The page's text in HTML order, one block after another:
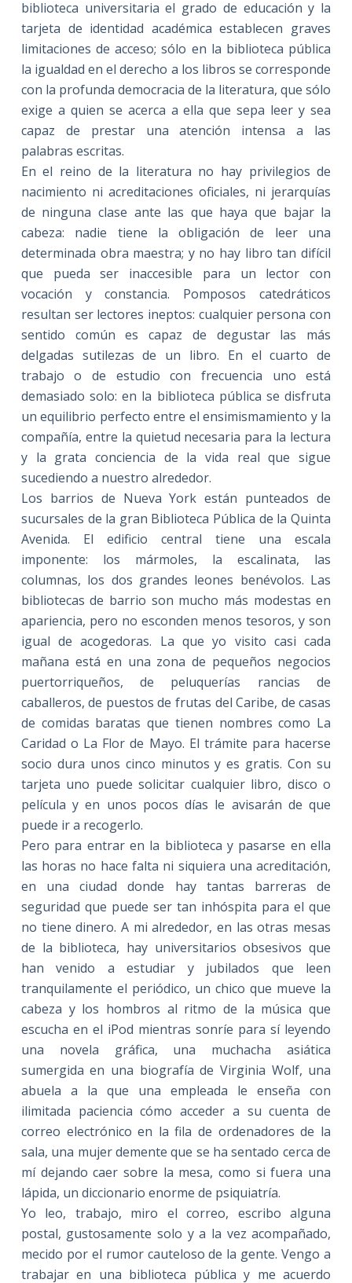
biblioteca universitaria el grado de educación y la
tarjeta de identidad académica establecen graves
limitaciones de acceso; sólo en la biblioteca pública
la igualdad en el derecho a los libros se corresponde
con la profunda democracia de la literatura, que sólo
exige a quien se acerca a ella que sepa leer y sea
capaz de prestar una atención intensa a las
palabras escritas.
En el reino de la literatura no hay privilegios de
nacimiento ni acreditaciones oficiales, ni jerarquías
de ninguna clase ante las que haya que bajar la
cabeza: nadie tiene la obligación de leer una
determinada obra maestra; y no hay libro tan difícil
que pueda ser inaccesible para un lector con
vocación y constancia. Pomposos catedráticos
resultan ser lectores ineptos: cualquier persona con
sentido común es capaz de degustar las más
delgadas sutilezas de un libro. En el cuarto de
trabajo o de estudio con frecuencia uno está
demasiado solo: en la biblioteca pública se disfruta
un equilibrio perfecto entre el ensimismamiento y la
compañía, entre la quietud necesaria para la lectura
y la grata conciencia de la vida real que sigue
sucediendo a nuestro alrededor.
Los barrios de Nueva York están punteados de
sucursales de la gran Biblioteca Pública de la Quinta
Avenida. El edificio central tiene una escala
imponente: los mármoles, la escalinata, las
columnas, los dos grandes leones benévolos. Las
bibliotecas de barrio son mucho más modestas en
apariencia, pero no esconden menos tesoros, y son
igual de acogedoras. La que yo visito casi cada
mañana está en una zona de pequeños negocios
puertorriqueños, de peluquerías rancias de
caballeros, de puestos de frutas del Caribe, de casas
de comidas baratas que tienen nombres como La
Caridad o La Flor de Mayo. El trámite para hacerse
socio dura unos cinco minutos y es gratis. Con su
tarjeta uno puede solicitar cualquier libro, disco o
película y en unos pocos días le avisarán de que
puede ir a recogerlo.
Pero para entrar en la biblioteca y pasarse en ella
las horas no hace falta ni siquiera una acreditación,
en una ciudad donde hay tantas barreras de
seguridad que puede ser tan inhóspita para el que
no tiene dinero. A mi alrededor, en las otras mesas
de la biblioteca, hay universitarios obsesivos que
han venido a estudiar y jubilados que leen
tranquilamente el periódico, un chico que mueve la
cabeza y los hombros al ritmo de la música que
escucha en el iPod mientras sonríe para sí leyendo
una novela gráfica, una muchacha asiática
sumergida en una biografía de Virginia Wolf, una
abuela a la que una empleada le enseña con
ilimitada paciencia cómo acceder a su cuenta de
correo electrónico en la fila de ordenadores de la
sala, una mujer demente que se ha sentado cerca de
mí dejando caer sobre la mesa, como si fuera una
lápida, un diccionario enorme de psiquiatría.
Yo leo, trabajo, miro el correo, escribo alguna
postal, gustosamente solo y a la vez acompañado,
mecido por el rumor cauteloso de la gente. Vengo a
trabajar en una biblioteca pública y me acuerdo